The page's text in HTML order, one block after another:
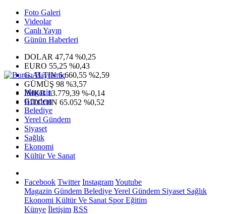
Foto Galeri
Videolar
Canlı Yayın
Günün Haberleri
DOLAR 47,74 %0,25
EURO 55,25 %0,43
G.ALTIN6.660,55 %2,59
GÜMÜŞ 98 %3,57
IMKB13.779,39 %-0,14
BITCOIN 65.052 %0,52
Magazin
Gündem
Belediye
Yerel Gündem
Siyaset
Sağlık
Ekonomi
Kültür Ve Sanat
Facebook Twitter InstagramYoutube
Magazin Gündem BelediyeYerel Gündem Siyaset Sağlık
Ekonomi Kültür Ve Sanat SporEğitim
Künye İletişim RSS